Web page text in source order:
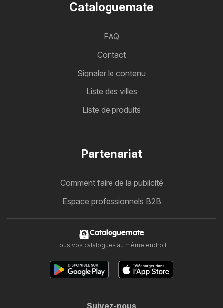
Cataloguemate
FAQ
Contact
Signaler le contenu
Liste des villes
Liste de produits
Partenariat
Comment faire de la publicité
Espace professionnels B2B
Cataloguemate
Tous vos catalogues au même endroit
Suivez-nous